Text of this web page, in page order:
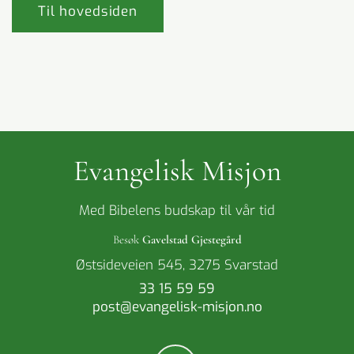
Til hovedsiden
Evangelisk Misjon
Med Bibelens budskap til vår tid
Besøk Gavelstad Gjestegård
Østsideveien 545, 3275 Svarstad
33 15 59 59
post@evangelisk-misjon.no